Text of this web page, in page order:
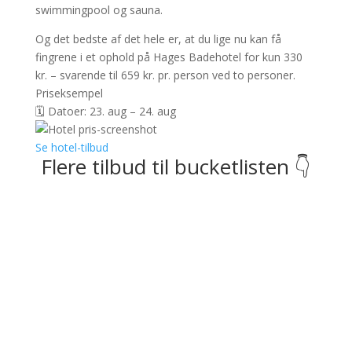
swimmingpool og sauna.
Og det bedste af det hele er, at du lige nu kan få
fingrene i et ophold på Hages Badehotel for kun 330
kr. – svarende til 659 kr. pr. person ved to personer.
Priseksempel
🗓️ Datoer: 23. aug – 24. aug
Se hotel-tilbud
Flere tilbud til bucketlisten 👇